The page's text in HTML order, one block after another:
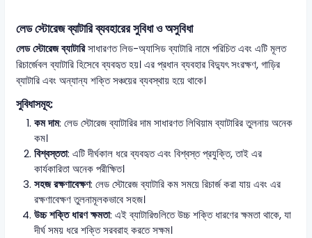
লেড স্টোরেজ ব্যাটারি ব্যবহারের সুবিধা ও অসুবিধা
লেড স্টোরেজ ব্যাটারিসাধারণত লিড-অ্যাসিড ব্যাটারি নামে পরিচিত এবং এটি মূলত
রিচার্জেবল ব্যাটারি হিসেবে ব্যবহৃত হয়। এর প্রধান ব্যবহার বিদ্যুৎ সংরক্ষণ, গাড়ির
ব্যাটারি এবং অন্যান্য শক্তি সঞ্চয়ের ব্যবস্থায় হয়ে থাকে।
সুবিধাসমূহ:
কম দাম: লেড স্টোরেজ ব্যাটারির দাম সাধারণত লিথিয়াম ব্যাটারির তুলনায় অনেক
কম।
বিশ্বস্ততা: এটি দীর্ঘকাল ধরে ব্যবহৃত এবং বিশ্বস্ত প্রযুক্তি, তাই এর
কার্যকারিতা অনেক পরীক্ষিত।
সহজ রক্ষণাবেক্ষণ: লেড স্টোরেজ ব্যাটারি কম সময়ে রিচার্জ করা যায় এবং এর
রক্ষণাবেক্ষণ তুলনামূলকভাবে সহজ।
উচ্চ শক্তি ধারণ ক্ষমতা: এই ব্যাটারিগুলিতে উচ্চ শক্তি ধারণের ক্ষমতা থাকে, যা
দীর্ঘ সময় ধরে শক্তি সরবরাহ করতে সক্ষম।